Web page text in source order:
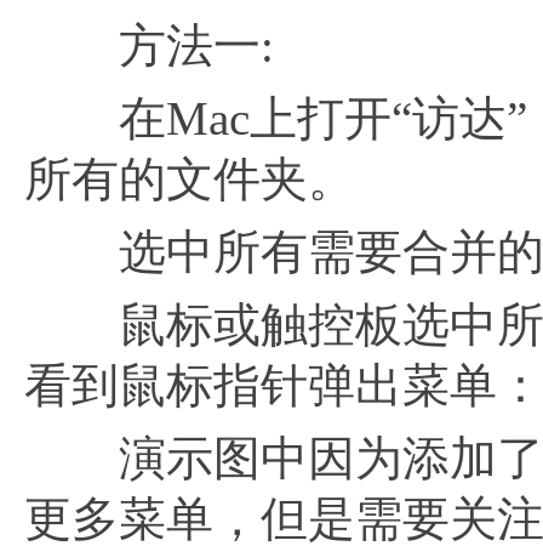
方法一:
在Mac上打开“访达”
所有的文件夹。
选中所有需要合并的
鼠标或触控板选中所
看到鼠标指针弹出菜单：
演示图中因为添加了
更多菜单，但是需要关